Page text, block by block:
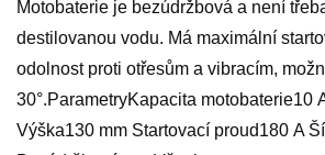
Motobaterie je bezúdržbová a není
destilovanou vodu. Má maximální
odolnost proti otřesům a vibracím,
30°.ParametryKapacita motobaterie10
Výška130 mm Startovací proud180 A